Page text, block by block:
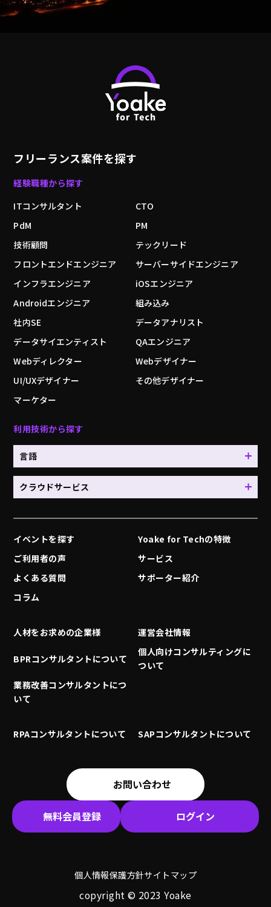
フリーランス案件を探す
経験職種から探す
ITコンサルタント
CTO
PdM
PM
技術顧問
テックリード
フロントエンドエンジニア
サーバーサイドエンジニア
インフラエンジニア
iOSエンジニア
Androidエンジニア
組み込み
社内SE
データアナリスト
データサイエンティスト
QAエンジニア
Webディレクター
Webデザイナー
UI/UXデザイナー
その他デザイナー
マーケター
利用技術から探す
言語
クラウドサービス
イベントを探す
Yoake for Techの特徴
ご利用者の声
サービス
よくある質問
サポーター紹介
コラム
人材をお求めの企業様 運営会社情報
BPRコンサルタントについて
個人向けコンサルティングに
ついて
業務改善コンサルタントにつ
いて
RPAコンサルタントについて SAPコンサルタントについて
お問い合わせ
無料会員登録 ログイン
個人情報保護方針サイトマップ
copyright © 2023 Yoake